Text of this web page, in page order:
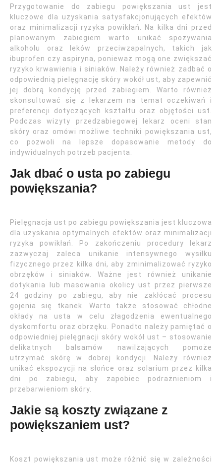
Przygotowanie do zabiegu powiększania ust jest
kluczowe dla uzyskania satysfakcjonujących efektów
oraz minimalizacji ryzyka powikłań. Na kilka dni przed
planowanym zabiegiem warto unikać spożywania
alkoholu oraz leków przeciwzapalnych, takich jak
ibuprofen czy aspiryna, ponieważ mogą one zwiększać
ryzyko krwawienia i siniaków. Należy również zadbać o
odpowiednią pielęgnację skóry wokół ust, aby zapewnić
jej dobrą kondycję przed zabiegiem. Warto również
skonsultować się z lekarzem na temat oczekiwań i
preferencji dotyczących kształtu oraz objętości ust.
Podczas wizyty przedzabiegowej lekarz oceni stan
skóry oraz omówi możliwe techniki powiększania ust,
co pozwoli na lepsze dopasowanie metody do
indywidualnych potrzeb pacjenta.
Jak dbać o usta po zabiegu
powiększania?
Pielęgnacja ust po zabiegu powiększania jest kluczowa
dla uzyskania optymalnych efektów oraz minimalizacji
ryzyka powikłań. Po zakończeniu procedury lekarz
zazwyczaj zaleca unikanie intensywnego wysiłku
fizycznego przez kilka dni, aby zminimalizować ryzyko
obrzęków i siniaków. Ważne jest również unikanie
dotykania lub masowania okolicy ust przez pierwsze
24 godziny po zabiegu, aby nie zakłócać procesu
gojenia się tkanek. Warto także stosować chłodne
okłady na usta w celu złagodzenia ewentualnego
dyskomfortu oraz obrzęku. Ponadto należy pamiętać o
odpowiedniej pielęgnacji skóry wokół ust – stosowanie
delikatnych balsamów nawilżających pomoże
utrzymać skórę w dobrej kondycji. Należy również
unikać ekspozycji na słońce oraz solarium przez kilka
dni po zabiegu, aby zapobiec podrażnieniom i
przebarwieniom skóry.
Jakie są koszty związane z
powiększaniem ust?
Koszt powiększania ust może różnić się w zależności